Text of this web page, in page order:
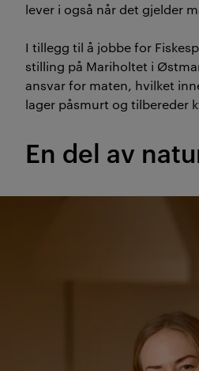
lever i også når det gjelder
I tillegg til å jobbe for
stilling på Mariholtet i
ansvar for maten, hvilket
lager påsmurt og tilbereder
En del av